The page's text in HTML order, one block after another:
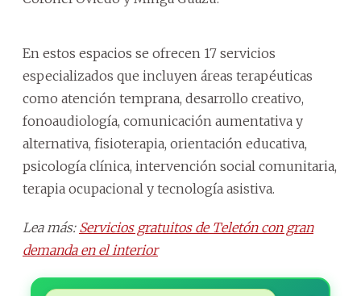
En estos espacios se ofrecen 17 servicios
especializados que incluyen áreas terapéuticas
como atención temprana, desarrollo creativo,
fonoaudiología, comunicación aumentativa y
alternativa, fisioterapia, orientación educativa,
psicología clínica, intervención social comunitaria,
terapia ocupacional y tecnología asistiva.
Lea más: Servicios gratuitos de Teletón con gran
demanda en el interior